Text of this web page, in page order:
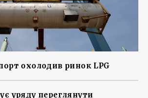
охолодив ринок LPG
уряду переглянути